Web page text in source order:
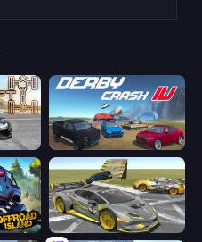
Derby Crash 4
Wrong Way